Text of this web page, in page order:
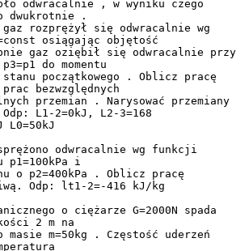
odwracalnie , w wyniku czego
dwukrotnie .
rozprężył się odwracalnie wg
osiągając objętość
gaz oziębił się odwracalnie przy
do momentu
początkowego . Oblicz pracę
bezwzględnych
przemian . Narysować przemiany
L1-2=0kJ, L2-3=168
odwracalnie wg funkcji
p1=100kPa i
o p2=400kPa . Oblicz pracę
Odp: lt1-2=-416 kJ/kg
o ciężarze G=2000N spada
2 m na
masie m=50kg . Częstość uderzeń